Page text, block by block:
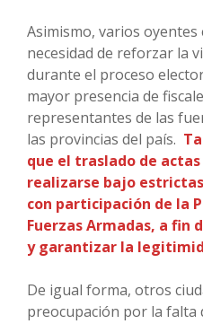
Asimismo, varios
necesidad de reforzar la
durante el proceso
mayor presencia de
representantes de las
las provincias del país.
que el traslado de
realizarse bajo
con participación de la
Fuerzas Armadas, a
y garantizar la
De igual forma, otros
preocupación por la falta